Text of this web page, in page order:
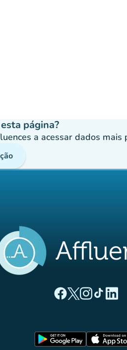
página?
a acessar dados
(novo separador)
(novo(novo(novo
(novo